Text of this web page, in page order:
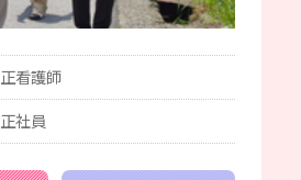
正看護師
正社員